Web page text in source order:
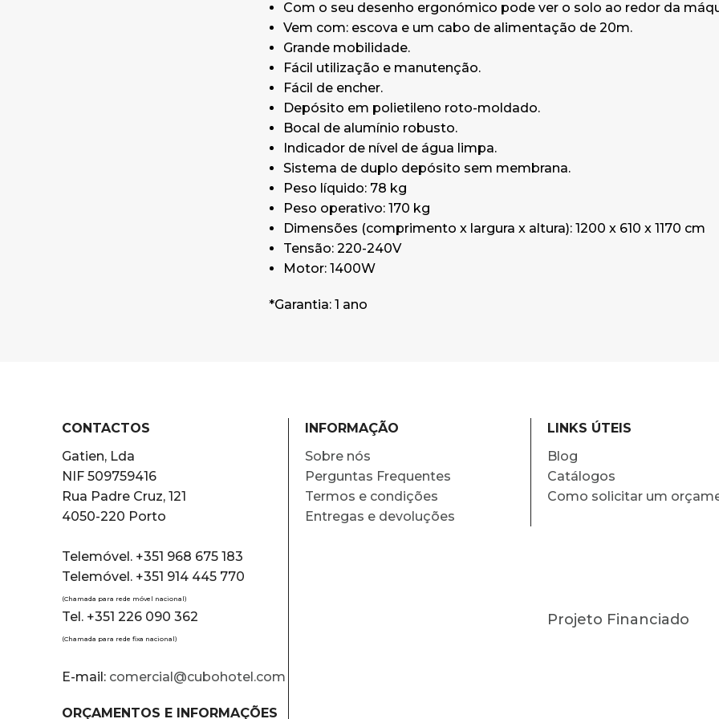
Motor: 1400W
Com o seu desenho ergonómico pode ver o solo ao redor da
Vem com: escova e um cabo de alimentação de 20m.
Grande mobilidade.
Fácil utilização e manutenção.
Fácil de encher.
Depósito em polietileno roto-moldado.
Bocal de alumínio robusto.
Indicador de nível de água limpa.
Sistema de duplo depósito sem membrana.
Peso líquido: 78 kg
Peso operativo: 170 kg
Dimensões (comprimento x largura x altura): 1200 x 610 x 1170 cm
Tensão: 220-240V
Motor: 1400W
*Garantia: 1 ano
CONTACTOS
Gatien, Lda
NIF 509759416
Rua Padre Cruz, 121
4050-220 Porto
Telemóvel. +351 968 675 183
Telemóvel. +351 914 445 770
(Chamada para rede móvel nacional)
Tel. +351 226 090 362
(Chamada para rede fixa nacional)
E-mail: comercial@cubohotel.com
ORÇAMENTOS E INFORMAÇÕES
INFORMAÇÃO
Sobre nós
Perguntas Frequentes
Termos e condições
Entregas e devoluções
LINKS ÚTEIS
Blog
Catálogos
Como solicitar um
Projeto Financiado